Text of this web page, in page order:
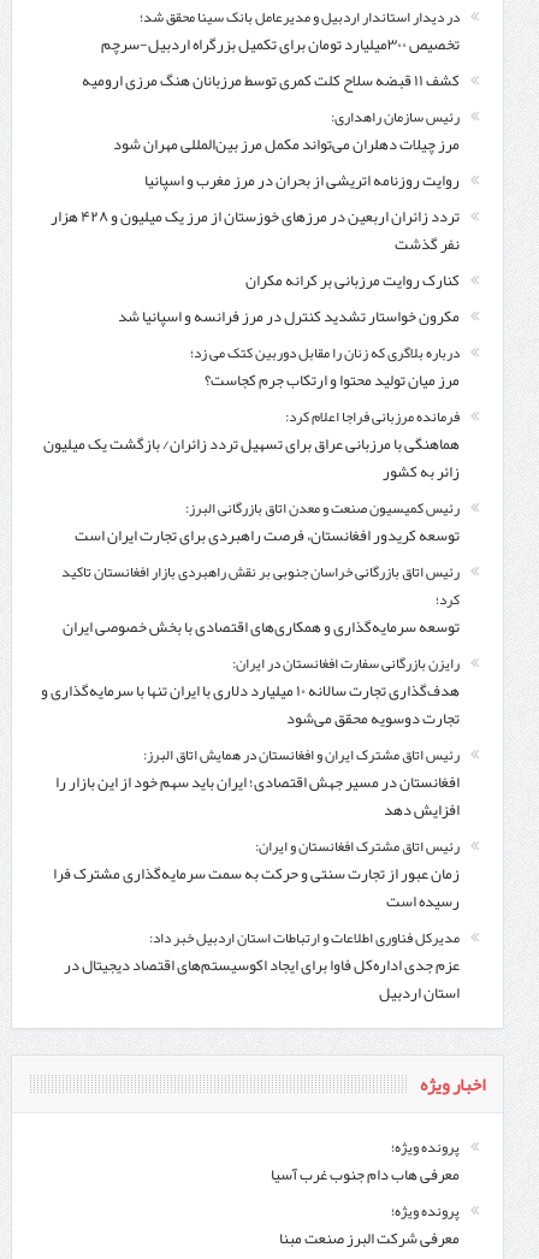
در دیدار استاندار اردبیل و مدیرعامل بانک سینا محقق شد؛
تخصیص ۳۰۰میلیارد تومان برای تکمیل بزرگراه اردبیل-سرچم
کشف ۱۱ قبضه سلاح کلت کمری توسط مرزبانان هنگ مرزی ارومیه
رئیس سازمان راهداری:
مرز چیلات دهلران می‌تواند مکمل مرز بین‌المللی مهران شود
روایت روزنامه اتریشی از بحران در مرز مغرب و اسپانیا
تردد زائران اربعین در مرزهای خوزستان از مرز یک میلیون و ۴۲۸ هزار
نفر گذشت
کنارک روایت مرزبانی بر کرانه مکران
مکرون خواستار تشدید کنترل‌ در مرز فرانسه و اسپانیا شد
درباره بلاگری که زنان را مقابل دوربین کتک می زد؛
مرز میان تولید محتوا و ارتکاب جرم کجاست؟
فرمانده مرزبانی فراجا اعلام کرد:
هماهنگی با مرزبانی عراق برای تسهیل تردد زائران/ بازگشت یک میلیون
زائر به کشور
رئیس کمیسیون صنعت و معدن اتاق بازرگانی البرز:
توسعه کریدور افغانستان، فرصت راهبردی برای تجارت ایران است
رئیس اتاق بازرگانی خراسان جنوبی بر نقش راهبردی بازار افغانستان تاکید
کرد؛
توسعه سرمایه‌گذاری و همکاری‌های اقتصادی با بخش خصوصی ایران
رایزن بازرگانی سفارت افغانستان در ایران:
هدف‌گذاری تجارت سالانه ۱۰ میلیارد دلاری با ایران تنها با سرمایه‌گذاری و
تجارت دوسویه محقق می‌شود
رئیس اتاق مشترک ایران و افغانستان در همایش اتاق البرز:
افغانستان در مسیر جهش اقتصادی؛ ایران باید سهم خود از این بازار را
افزایش دهد
رئیس اتاق مشترک افغانستان و ایران:
زمان عبور از تجارت سنتی و حرکت به سمت سرمایه‌گذاری مشترک فرا
رسیده است
مدیرکل فناوری اطلاعات و ارتباطات استان اردبیل خبر داد:
عزم جدی اداره‌کل فاوا برای ایجاد اکوسیستم‌های اقتصاد دیجیتال در
استان اردبیل
اخبار ویژه
پرونده ویژه؛
معرفی هاب دام جنوب غرب آسیا
پرونده ویژه؛
معرفی شركت البرز صنعت مبنا